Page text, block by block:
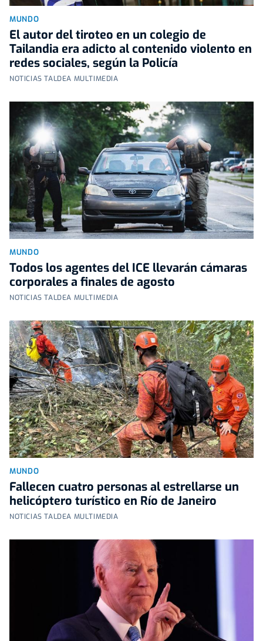
MUNDO
El autor del tiroteo en un colegio de
Tailandia era adicto al contenido violento en
redes sociales, según la Policía
NOTICIAS TALDEA MULTIMEDIA
MUNDO
Todos los agentes del ICE llevarán cámaras
corporales a finales de agosto
NOTICIAS TALDEA MULTIMEDIA
MUNDO
Fallecen cuatro personas al estrellarse un
helicóptero turístico en Río de Janeiro
NOTICIAS TALDEA MULTIMEDIA